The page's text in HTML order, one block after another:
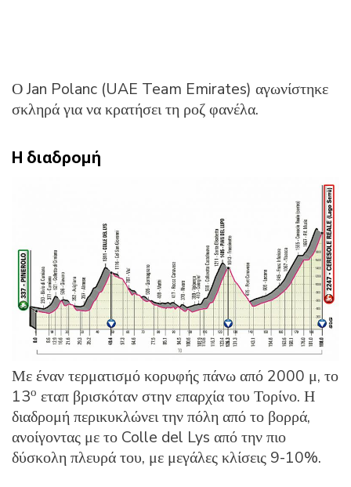
Ο Jan Polanc (UAE Team Emirates) αγωνίστηκε
σκληρά για να κρατήσει τη ροζ φανέλα.
Η διαδρομή
Με έναν τερματισμό κορυφής πάνω από 2000 μ, το
13ο εταπ βρισκόταν στην επαρχία του Τορίνο. Η
διαδρομή περικυκλώνει την πόλη από το βορρά,
ανοίγοντας με το Colle del Lys από την πιο
δύσκολη πλευρά του, με μεγάλες κλίσεις 9-10%.